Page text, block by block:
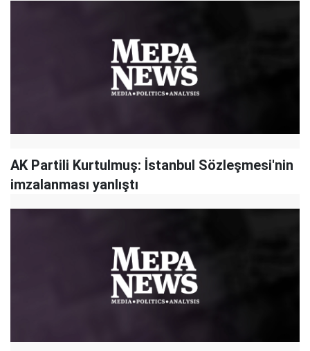
AK Partili Kurtulmuş: İstanbul Sözleşmesi'nin
imzalanması yanlıştı